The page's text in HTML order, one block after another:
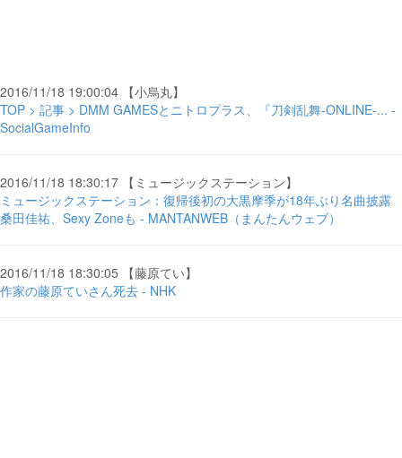
2016/11/18 19:00:04 【小烏丸】
TOP > 記事 > DMM GAMESとニトロプラス、『刀剣乱舞-ONLINE-... -
SocialGameInfo
2016/11/18 18:30:17 【ミュージックステーション】
ミュージックステーション：復帰後初の大黒摩季が18年ぶり名曲披露
桑田佳祐、Sexy Zoneも - MANTANWEB（まんたんウェブ）
2016/11/18 18:30:05 【藤原てい】
作家の藤原ていさん死去 - NHK